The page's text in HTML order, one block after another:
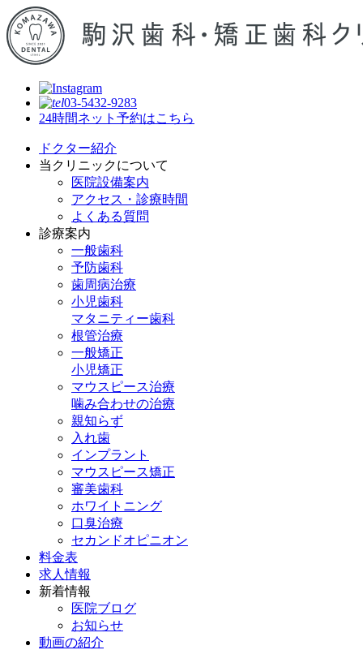
03-5432-9283
24時間ネット予約はこちら
ドクター紹介
当クリニックについて
医院設備案内
アクセス・診療時間
よくある質問
診療案内
一般歯科
予防歯科
歯周病治療
小児歯科
マタニティー歯科
根管治療
一般矯正
小児矯正
マウスピース治療
噛み合わせの治療
親知らず
入れ歯
インプラント
マウスピース矯正
審美歯科
ホワイトニング
口臭治療
セカンドオピニオン
料金表
求人情報
新着情報
医院ブログ
お知らせ
動画の紹介